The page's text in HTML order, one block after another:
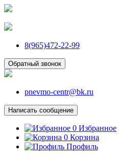
8(965)472-22-99
Обратный звонок
pnevmo-centr@bk.ru
Написать сообщение
0 Избранное
0 Корзина
Профиль